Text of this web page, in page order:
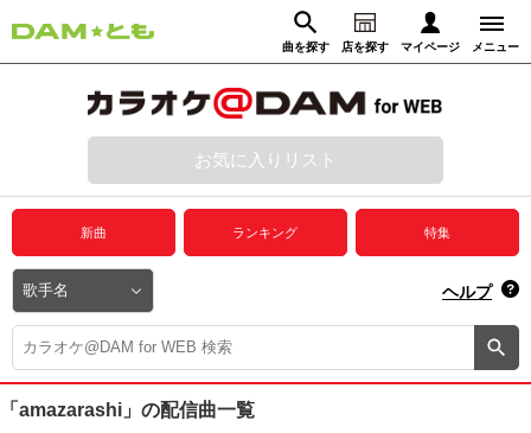
曲を探す 店を探す マイページ メニュー
動画からさがす 録音からさがす
ログイン
プレミアムサービス
DAM★とも動画
DAM★とも録音
カラオケ＠DAM
お気に入りリスト
新曲 ランキング 特集
ヘルプ
「amazarashi」 の配信曲一覧